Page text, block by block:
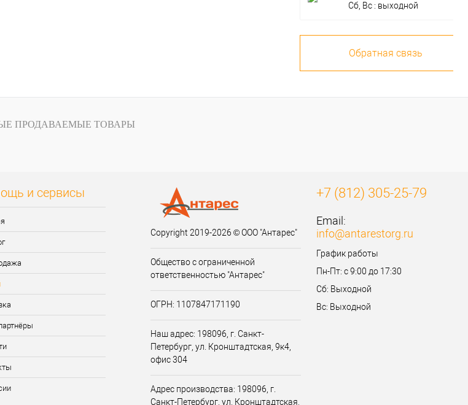
Сб, Вс : выходной
Обратная связь
ПРОДАВАЕМЫЕ ТОВАРЫ
и сервисы
Copyright 2019-2026 © ООО "Антарес"
Общество с ограниченной
ответственностью "Антарес"
ОГРН: 1107847171190
Наш адрес: 198096, г. Санкт-
Петербург, ул. Кронштадтская, 9к4,
офис 304
Адрес производства: 198096, г.
Санкт-Петербург, ул. Кронштадтская,
+7 (812) 305-25-79
Email:
info@antarestorg.ru
График работы
Пн-Пт: с 9:00 до 17:30
Сб: Выходной
Вс: Выходной